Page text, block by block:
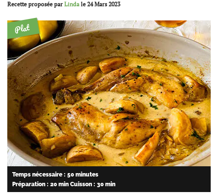
Recette proposée par Linda le 24 Mars 2023
Plat
Temps nécessaire : 50 minutes
Préparation : 20 min Cuisson : 30 min